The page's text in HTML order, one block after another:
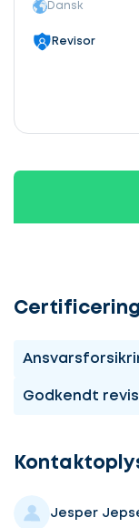
Dansk
Revisor
Godkendt
Jesper